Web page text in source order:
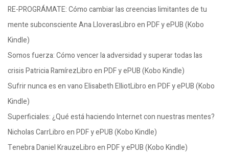
RE-PROGRÁMATE: Cómo cambiar las creencias limitantes de tu
mente subconsciente Ana LloverasLibro en PDF y ePUB (Kobo
Kindle)
Somos fuerza: Cómo vencer la adversidad y superar todas las
crisis Patricia RamírezLibro en PDF y ePUB (Kobo Kindle)
Sufrir nunca es en vano Elisabeth ElliotLibro en PDF y ePUB (Kobo
Kindle)
Superficiales: ¿Qué está haciendo Internet con nuestras mentes?
Nicholas CarrLibro en PDF y ePUB (Kobo Kindle)
Tenebra Daniel KrauzeLibro en PDF y ePUB (Kobo Kindle)